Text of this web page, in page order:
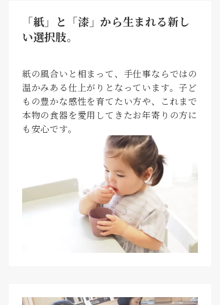
「紙」と「漆」から生まれる新し
い選択肢。
紙の風合いと相まって、手仕事ならではの
温かみある仕上がりとなっています。子ど
もの豊かな感性を育てたい方や、これまで
本物の食器を愛用してきたお年寄りの方に
も安心です。